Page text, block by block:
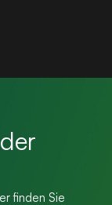
der
finden Sie